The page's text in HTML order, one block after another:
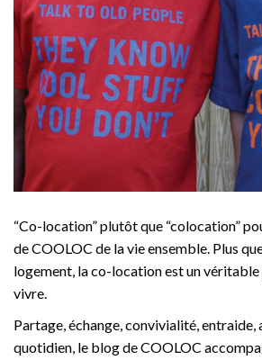
“Co-location” plutôt que “colocation”
de COOLOC de la vie ensemble. Plus
logement, la co-location est un
vivre.
Partage, échange, convivialité, entraide,
quotidien, le blog de COOLOC